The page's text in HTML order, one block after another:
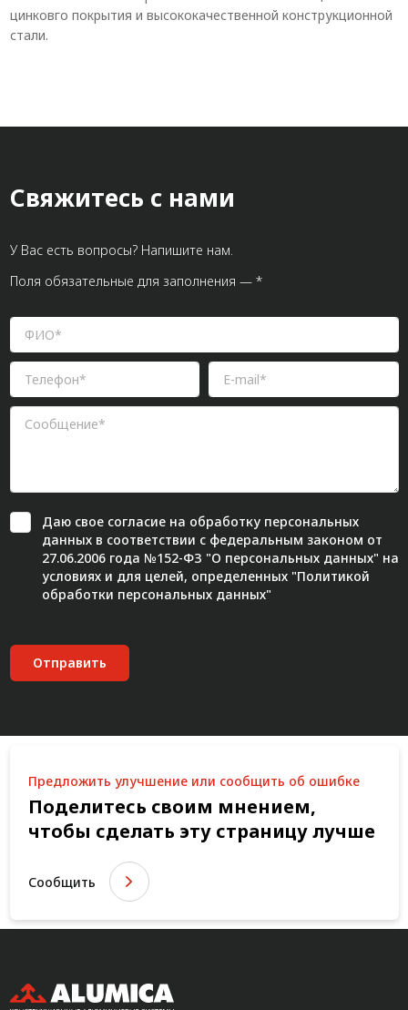
цинковго покрытия и высококачественной конструкционной
стали.
Свяжитесь с нами
У Вас есть вопросы? Напишите нам.
Поля обязательные для заполнения — *
Даю свое согласиена обработку персональных
данных в соответствии с федеральным законом от
27.06.2006 года №152-ФЗ "О персональных данных" на
условиях и для целей, определенных "Политикой
обработки персональных данных"
Отправить
Предложить улучшение или сообщить об ошибке
Поделитесь своим мнением,
чтобы сделать эту страницу лучше
Сообщить